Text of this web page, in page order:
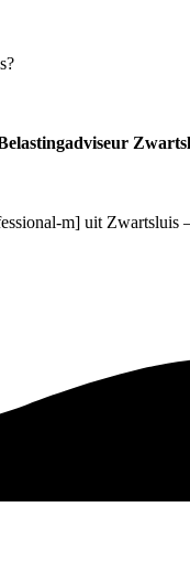
m] uit Zwartsluis